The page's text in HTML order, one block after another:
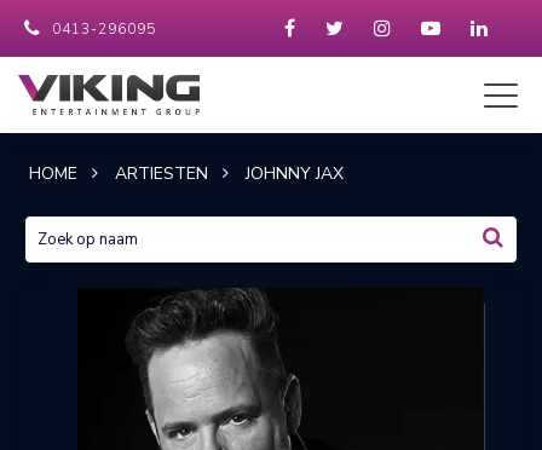
0413-296095
HOME ARTIESTEN JOHNNY JAX